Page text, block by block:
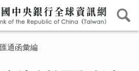
通函彙編